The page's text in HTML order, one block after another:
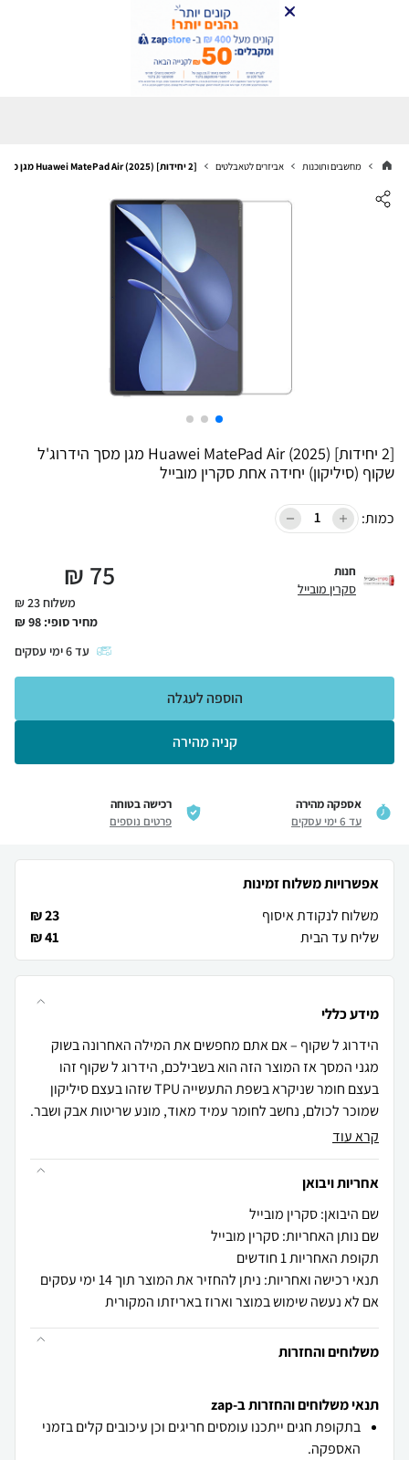
מחשבים ותוכנות אביזרים לטאבלטים [2 יחידות] Huawei MatePad Air (2025) מגן מסך הידרוג'ל שקוף (סיליקון) יחידה אחת סקרין מובייל
[2 יחידות] Huawei MatePad Air (2025) מגן מסך הידרוג'ל
שקוף (סיליקון) יחידה אחת סקרין מובייל
כמות:
חנות
סקרין מובייל 75
₪
משלוח 23 ₪
מחיר סופי: 98
₪
עד6ימי עסקים
קניה מהירה
הוספה לעגלה
אספקה מהירה
עד 6 ימי עסקים
רכישה בטוחה
פרטים נוספים
אפשרויות משלוח זמינות
משלוח לנקודת איסוף
23 ₪
שליח עד הבית
41 ₪
מידע כללי
הידרוג ל שקוף – אם אתם מחפשים את המילה האחרונה בשוק
מגני המסך אז המוצר הזה הוא בשבילכם, הידרוג ל שקוף זהו
בעצם חומר שניקרא בשפת התעשייה TPU שזהו בעצם סיליקון
שמוכר לכולם, נחשב לחומר עמיד מאוד, מונע שריטות אבק ושבר.
קרא עוד
אחריות ויבואן
שם היבואן: סקרין מובייל
שם נותן האחריות: סקרין מובייל
תקופת האחריות 1 חודשים
תנאי רכישה ואחריות: ניתן להחזיר את המוצר תוך 14 ימי עסקים
אם לא נעשה שימוש במוצר וארוז באריזתו המקורית
משלוחים והחזרות
תנאי משלוחים והחזרות ב-zap
בתקופת חגים ייתכנו עומסים חריגים וכן עיכובים קלים בזמני
האספקה.